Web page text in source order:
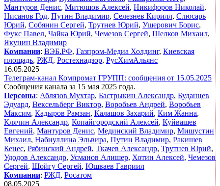
Мантуров Денис, Митюшов Алексей, Никифоров Николай,
Нисанов Год, Путин Владимир, Селезнев Кирилл, Слюсарь
Юрий, Собянин Сергей, Трутнев Юрий, Ушерович Борис,
Фукс Павел, Чайка Юрий, Чемезов Сергей, Шелков Михаил,
Якунин Владимир
Компании: ВЭБ.РФ, Газпром-Медиа Холдинг, Киевская
площадь, РЖД, Ростехнадзор, РусХимАльянс
16.05.2025
Телеграм-канал Компромат ГРУПП: сообщения от 15.05.2025
Сообщения канала за 15 мая 2025 года.
Персоны: Аблязов Мухтар, Бастрыкин Александр, Буданцев
Эдуард, Вексельберг Виктор, Воробьев Андрей, Воробьев
Максим, Кадыров Рамзан, Калашов Захарий, Ким Жанна,
Клячин Александр, Копайгородский Алексей, Куйвашев
Евгений, Мантуров Денис, Мединский Владимир, Мишустин
Михаил, Набиуллина Эльвира, Путин Владимир, Ракишев
Кенес, Рябинский Андрей, Ткачев Александр, Трутнев Юрий,
Удодов Александр, Усманов Алишер, Хотин Алексей, Чемезов
Сергей, Шойгу Сергей, Юшваев Гавриил
Компании: РЖД, Росатом
08.05.2025